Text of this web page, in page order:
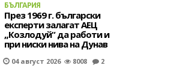
БЪЛГАРИЯ
През 1969 г. български
експерти залагат АЕЦ
„Козлодуй“ да работи и
при ниски нива на Дунав
04 август 2026 8008 2